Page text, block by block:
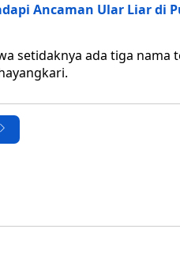
Ancaman Ular Liar di
setidaknya ada tiga